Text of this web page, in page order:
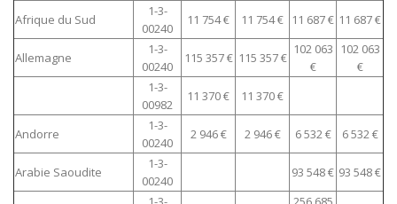
Afrique du Sud
1-3-
00240
11 754 € 11 754 € 11 687 € 11 687 €
Allemagne
1-3-
00240
115 357 € 115 357 €
102 063
€
102 063
€
1-3-
00982
11 370 € 11 370 €
Andorre
1-3-
00240
2 946 € 2 946 € 6 532 € 6 532 €
Arabie Saoudite
1-3-
00240
93 548 € 93 548 €